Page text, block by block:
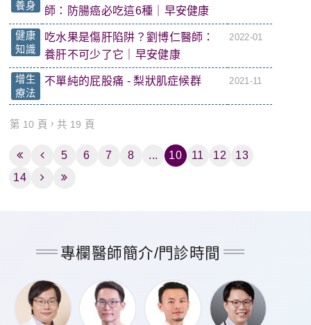
養身
師：防腸癌必吃這6種｜早安健康
健康
知識
吃水果是傷肝陷阱？劉博仁醫師：
養肝不可少了它｜早安健康
2022-01
增生
療法
不單純的屁股痛 - 梨狀肌症候群 2021-11
第 10 頁，共 19 頁
5 6 7 8 ... 10 11 12
13
14
專欄醫師簡介/門診時間